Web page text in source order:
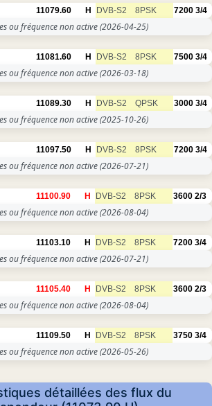
11079.60 H DVB-S2 8PSK 7200 3/4
ou fréquence non active(2026-04-25)
11081.60 H DVB-S2 8PSK 7500 3/4
ou fréquence non active(2026-03-18)
11089.30 H DVB-S2 QPSK 3000 3/4
ou fréquence non active(2025-10-26)
11097.50 H DVB-S2 8PSK 7200 3/4
ou fréquence non active(2026-07-21)
11100.90 H DVB-S2 8PSK 3600 2/3
ou fréquence non active(2026-08-04)
11103.10 H DVB-S2 8PSK 7200 3/4
ou fréquence non active(2026-07-21)
11105.40 H DVB-S2 8PSK 3600 2/3
ou fréquence non active(2026-08-04)
11109.50 H DVB-S2 8PSK 3750 3/4
ou fréquence non active(2026-05-26)
détaillées des flux du